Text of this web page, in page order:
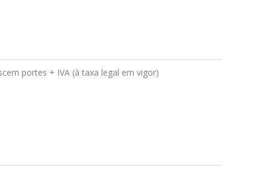
portes + IVA (à taxa legal em vigor)